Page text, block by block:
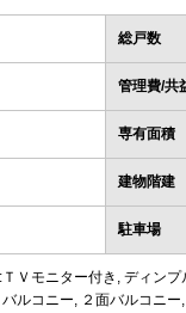
総戸数
管理費/共
専有面積
建物階建
駐車場
Ｖモニター付き, ディン
ルコニー, ２面バルコニ